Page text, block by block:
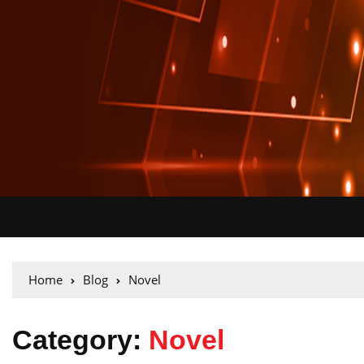
Home Blog Novel
Category: Novel